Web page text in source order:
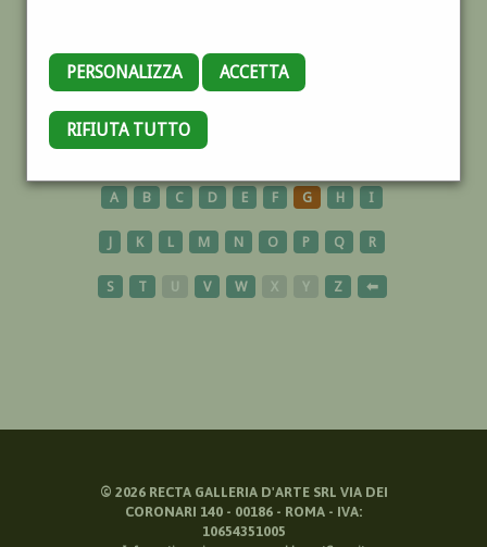
PERSONALIZZA ACCETTA
RIFIUTA TUTTO
CRISANTEMI
A B C D E F G H I
J K L M N O P Q R
S T U V W X Y Z ⬅
© 2026RECTA GALLERIA D'ARTE SRL VIA DEI
CORONARI 140 - 00186 - ROMA - IVA:
10654351005